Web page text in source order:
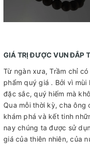
GIÁ TRỊ ĐƯỢC VUN ĐẮP
Từ ngàn xưa, Trầm chỉ
phẩm quý giá . Bởi vì
đặc sắc, quý hiếm mà
Qua mỗi thời kỳ, cha
khám phá và kết tinh
nay chúng ta được sử
giá của thiên nhiên, của